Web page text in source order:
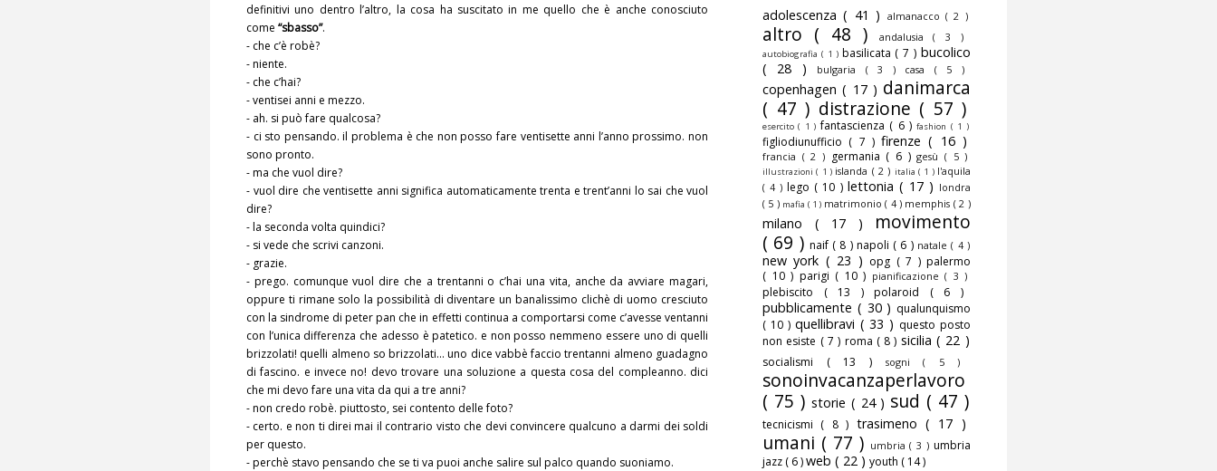
definitivi uno dentro l’altro, la cosa ha suscitato in me quello che è anche conosciuto
come “sbasso”.
- che c’è robè?
- niente.
- che c’hai?
- ventisei anni e mezzo.
- ah. si può fare qualcosa?
- ci sto pensando. il problema è che non posso fare ventisette anni l’anno prossimo. non
sono pronto.
- ma che vuol dire?
- vuol dire che ventisette anni significa automaticamente trenta e trent’anni lo sai che vuol
dire?
- la seconda volta quindici?
- si vede che scrivi canzoni.
- grazie.
- prego. comunque vuol dire che a trentanni o c’hai una vita, anche da avviare magari,
oppure ti rimane solo la possibilità di diventare un banalissimo clichè di uomo cresciuto
con la sindrome di peter pan che in effetti continua a comportarsi come c’avesse ventanni
con l’unica differenza che adesso è patetico. e non posso nemmeno essere uno di quelli
brizzolati! quelli almeno so brizzolati… uno dice vabbè faccio trentanni almeno guadagno
di fascino. e invece no! devo trovare una soluzione a questa cosa del compleanno. dici
che mi devo fare una vita da qui a tre anni?
- non credo robè. piuttosto, sei contento delle foto?
- certo. e non ti direi mai il contrario visto che devi convincere qualcuno a darmi dei soldi
per questo.
- perchè stavo pensando che se ti va puoi anche salire sul palco quando suoniamo.
adolescenza( 41 ) almanacco ( 2 )
altro ( 48 ) andalusia( 3 )
autobiografia ( 1 ) basilicata ( 7 ) bucolico
( 28 )
bulgaria ( 3 ) casa ( 5 )
copenhagen( 17 ) danimarca
( 47 ) distrazione ( 57 )
esercito( 1 )fantascienza ( 6 )fashion ( 1 )
figliodiunufficio ( 7 ) firenze( 16 )
francia ( 2 ) germania ( 6 )gesù( 5 )
illustrazioni( 1 ) islanda ( 2 ) italia( 1 ) l'aquila
( 4 ) lego ( 10 ) lettonia ( 17 ) londra
( 5 ) mafia ( 1 ) matrimonio( 4 ) memphis ( 2 )
milano ( 17 )
movimento
( 69 ) naif ( 8 ) napoli ( 6 ) natale( 4 )
new york ( 23 ) opg ( 7 )palermo
( 10 ) parigi ( 10 ) pianificazione( 3 )
plebiscito ( 13 ) polaroid ( 6 )
pubblicamente ( 30 ) qualunquismo
( 10 ) quellibravi ( 33 ) questo posto
non esiste ( 7 ) roma ( 8 ) sicilia( 22 )
socialismi ( 13 ) sogni( 5 )
sonoinvacanzaperlavoro
( 75 ) storie ( 24 ) sud ( 47 )
tecnicismi ( 8 ) trasimeno ( 17 )
umani ( 77 ) umbria( 3 ) umbria
jazz ( 6 )web ( 22 ) youth ( 14 )